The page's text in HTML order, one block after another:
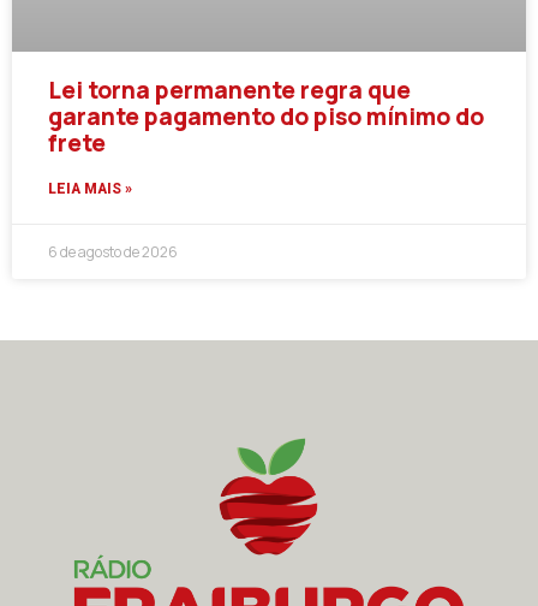
Lei torna permanente regra que
garante pagamento do piso mínimo do
frete
LEIA MAIS »
6 de agosto de 2026